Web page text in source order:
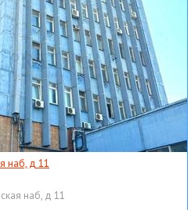
наб, д 11
наб, д 11